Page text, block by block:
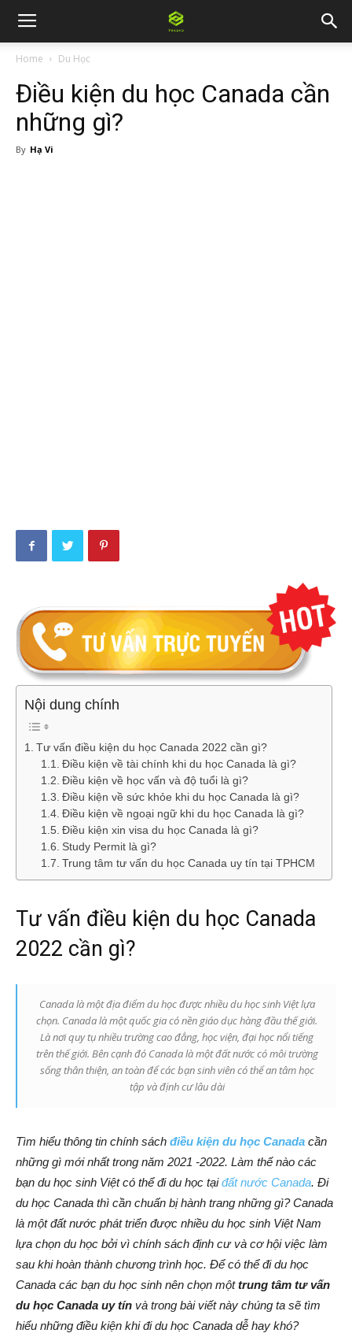
Home Du Học
Điều kiện du học Canada cần
những gì?
By Hạ Vi
Nội dung chính
Tư vấn điều kiện du học Canada 2022 cần gì?
Điều kiện về tài chính khi du học Canada là gì?
Điều kiện về học vấn và độ tuổi là gì?
Điều kiện về sức khỏe khi du học Canada là gì?
Điều kiện về ngoại ngữ khi du học Canada là gì?
Điều kiện xin visa du học Canada là gì?
Study Permit là gì?
Trung tâm tư vấn du học Canada uy tín tại TPHCM
Tư vấn điều kiện du học Canada
2022 cần gì?
Canada là một địa điểm du học được nhiều du học sinh Việt lựa
chọn. Canada là một quốc gia có nền giáo dục hàng đầu thế giới.
Là nơi quy tụ nhiều trường cao đẳng, học viện, đại học nổi tiếng
trên thế giới. Bên cạnh đó Canada là một đất nước có môi trường
sống thân thiện, an toàn để các bạn sinh viên có thể an tâm học
tập và định cư lâu dài
Tìm hiểu thông tin chính sách điều kiện du học Canada cần
những gì mới nhất trong năm 2021 -2022. Làm thế nào các
bạn du học sinh Việt có thể đi du học tạiđất nước Canada. Đi
du học Canada thì cần chuẩn bị hành trang những gì? Canada
là một đất nước phát triển được nhiều du học sinh Việt Nam
lựa chọn du học bởi vì chính sách định cư và cơ hội việc làm
sau khi hoàn thành chương trình học. Để có thể đi du học
Canada các bạn du học sinh nên chọn mộttrung tâm tư vấn
du học Canada uy tín và trong bài viết này chúng ta sẽ tìm
hiểu những điều kiện khi đi du học Canada dễ hay khó?